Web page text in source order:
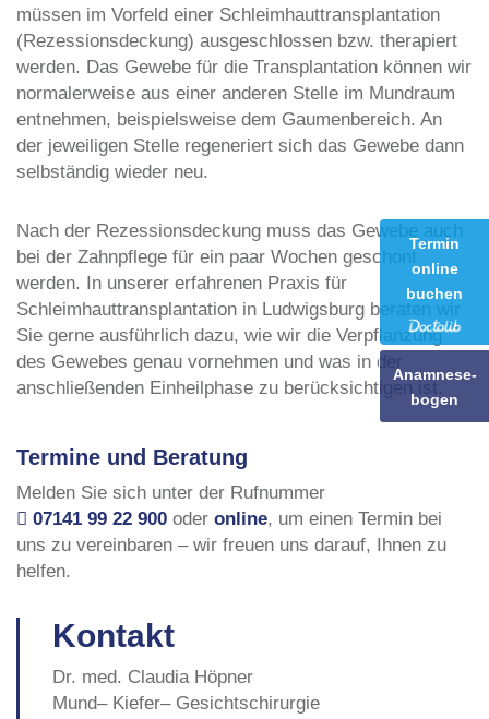
müssen im Vorfeld einer Schleimhauttransplantation
(Rezessionsdeckung) ausgeschlossen bzw. therapiert
werden. Das Gewebe für die Transplantation können wir
normalerweise aus einer anderen Stelle im Mundraum
entnehmen, beispielsweise dem Gaumenbereich. An
der jeweiligen Stelle regeneriert sich das Gewebe dann
selbständig wieder neu.
Nach der Rezessionsdeckung muss das Gewebe auch
bei der Zahnpflege für ein paar Wochen geschont
werden. In unserer erfahrenen Praxis für
Schleimhauttransplantation in Ludwigsburg beraten wir
Sie gerne ausführlich dazu, wie wir die Verpflanzung
des Gewebes genau vornehmen und was in der
anschließenden Einheilphase zu berücksichtigen ist.
Termine und Beratung
Melden Sie sich unter der Rufnummer
07141 99 22 900 oder online, um einen Termin bei
uns zu vereinbaren – wir freuen uns darauf, Ihnen zu
helfen.
Kontakt
Dr. med. Claudia Höpner
Mund– Kiefer– Gesichtschirurgie
Termin
online
buchen
Anamnese-
bogen